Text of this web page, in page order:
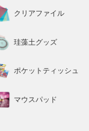
クリアファイル
珪藻土グッズ
ポケットティッシュ
マウスパッド